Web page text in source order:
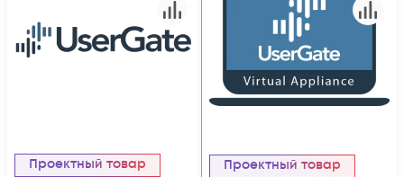
Проектный товар Проектный товар